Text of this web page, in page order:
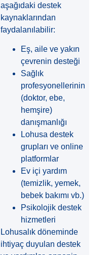
aşağıdaki destek
kaynaklarından
faydalanılabilir:
Eş, aile ve yakın
çevrenin desteği
Sağlık
profesyonellerinin
(doktor, ebe,
hemşire)
danışmanlığı
Lohusa destek
grupları ve online
platformlar
Ev içi yardım
(temizlik, yemek,
bebek bakımı vb.)
Psikolojik destek
hizmetleri
Lohusalık döneminde
ihtiyaç duyulan destek